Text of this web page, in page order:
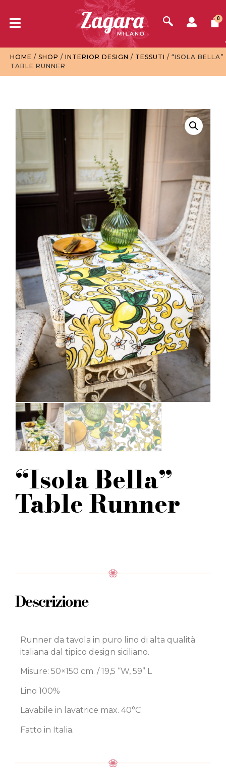
0
HOME / SHOP / INTERIOR DESIGN / TESSUTI / “ISOLA BELLA”
TABLE RUNNER
“Isola Bella”
Table Runner
Descrizione
Runner da tavola in puro lino di alta qualità
italiana dal tipico design siciliano.
Misure: 50×150 cm. / 19,5 “W, 59” L
Lino 100%
Lavabile in lavatrice max. 40°C
Fatto in Italia.